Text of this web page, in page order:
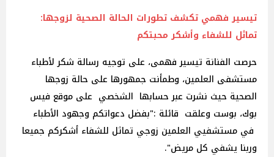
تيسير فهمي تكشف تطورات الحالة الصحية لزوجها:
تماثل للشفاء وأشكر محبتكم‎
حرصت الفنانة تيسير فهمى، على توجيه رسالة شكر لأطباء
مستشفى العلمين، وطمأنت جمهورها على حالة زوجها
الصحية حيث نشرت عبر حسابها الشخصي على موقع فيس
بوك، بوست وعلقت قائلة :"بفضل دعواتكم وجهود الأطباء
في مستشفيي العلمين زوجي تماثل للشفاء أشكركم جميعا
وربنا يشفي كل مريض".